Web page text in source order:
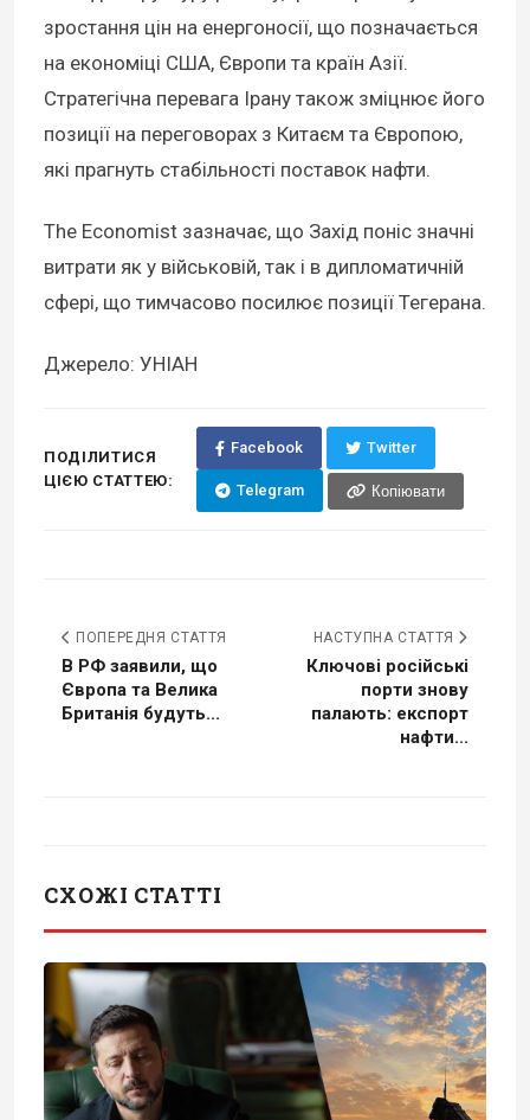
зростання цін на енергоносії, що позначається
на економіці США, Європи та країн Азії.
Стратегічна перевага Ірану також зміцнює його
позиції на переговорах з Китаєм та Європою,
які прагнуть стабільності поставок нафти.
The Economist зазначає, що Захід поніс значні
витрати як у військовій, так і в дипломатичній
сфері, що тимчасово посилює позиції Тегерана.
Джерело: УНІАН
ПОДІЛИТИСЯ
ЦІЄЮ СТАТТЕЮ:
Facebook Twitter
Telegram Копіювати
ПОПЕРЕДНЯ СТАТТЯ
В РФ заявили, що
Європа та Велика
Британія будуть...
НАСТУПНА СТАТТЯ
Ключові російські
порти знову
палають: експорт
нафти...
СХОЖІ СТАТТІ